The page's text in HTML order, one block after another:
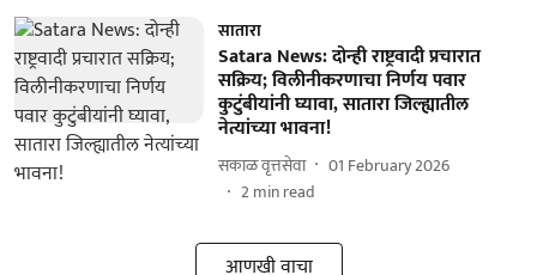
सातारा
Satara News: दोन्ही राष्ट्रवादी प्रचारात
सक्रिय; विलीनीकरणाचा निर्णय पवार
कुटुंबीयांनी घ्‍यावा, सातारा जिल्ह्यातील
नेत्यांच्‍या भावना!
सकाळ वृत्तसेवा
01 February 2026
2min read
आणखी वाचा